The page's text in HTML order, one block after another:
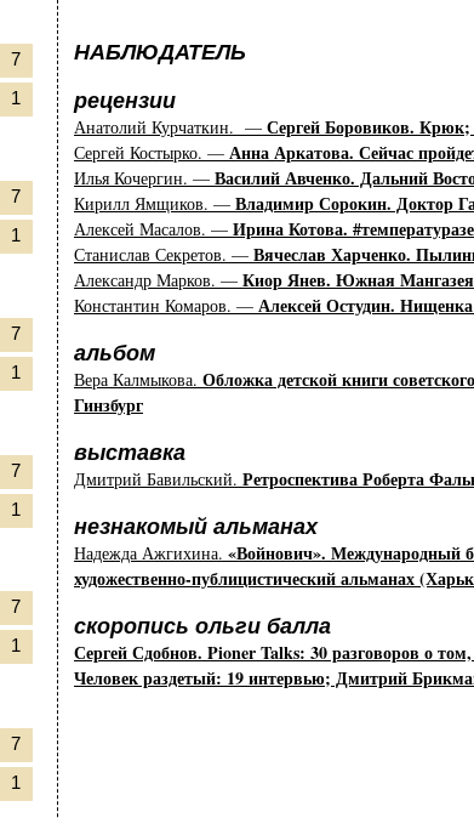
7
1
7
1
7
1
7
1
7
1
7
1
НАБЛЮДАТЕЛЬ
рецензии
Анатолий Курчаткин. — Сергей Боровиков.
Сергей Костырко. — Анна Аркатова. Сейчас
Илья Кочергин. — Василий Авченко. Дальний
Кирилл Ямщиков. — Владимир Сорокин. Доктор
Алексей Масалов. — Ирина Котова.
Станислав Секретов. — Вячеслав Харченко.
Александр Марков. — Киор Янев. Южная Мангазея
Константин Комаров. — Алексей Остудин.
альбом
Вера Калмыкова. Обложка детской книги
Гинзбург
выставка
Дмитрий Бавильский. Ретроспектива Роберта
незнакомый альманах
Надежда Ажгихина. «Войнович». Международный
художественно-публицистический альманах
скоропись ольги балла
Сергей Сдобнов. Pioner Talks: 30 разговоров о
Человек раздетый: 19 интервью; Дмитрий